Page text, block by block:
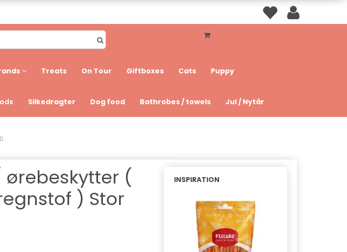
Treats On Tour Giftboxes Cats Puppy
Silkedragter Dog food Bathrobes / towels Jul / Nytår
ørebeskytter (
) Stor
INSPIRATION